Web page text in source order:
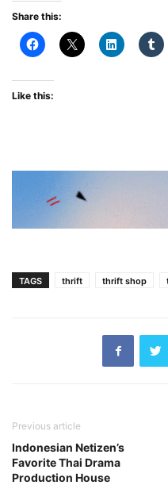
Share this:
Like this:
TAGS thrift thrift shop
Previous article
Indonesian Netizen’s
Favorite Thai Drama
Production House